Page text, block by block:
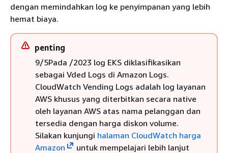
dengan memindahkan log ke penyimpanan yang lebih
hemat biaya.
penting
9/5Pada /2023 log EKS diklasifikasikan
sebagai Vded Logs di Amazon Logs.
CloudWatch Vending Logs adalah log layanan
AWS khusus yang diterbitkan secara native
oleh layanan AWS atas nama pelanggan dan
tersedia dengan harga diskon volume.
Silakan kunjungi halaman CloudWatch harga
Amazon
untuk mempelajari lebih lanjut